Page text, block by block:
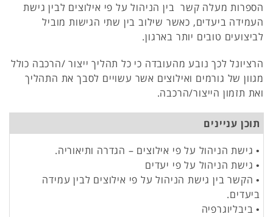
הספרות מעלה קשר בין הניהול על פי אילוצים לבין גישת
העמידה ביעדים, כאשר שילוב בין שתי הגישות מוביל
לביצועים טובים יותר בארגון.
הרציונל לכך נובע מהעובדה כי כל תהליך ייצור /הרכבה כולל
מגוון של גורמים ואילוצים אשר עשויים לסבך את התהליך
ואת תזמון הייצור/הרכבה.
תוכן עניינים
• גישת הניהול על פי אילוצים – הגדרה ותיאוריה.
• גישת הניהול על פי יעדים
• הקשר בין גישת הניהול על פי אילוצים לבין עמידה
ביעדים.
• ביבליוגרפיה